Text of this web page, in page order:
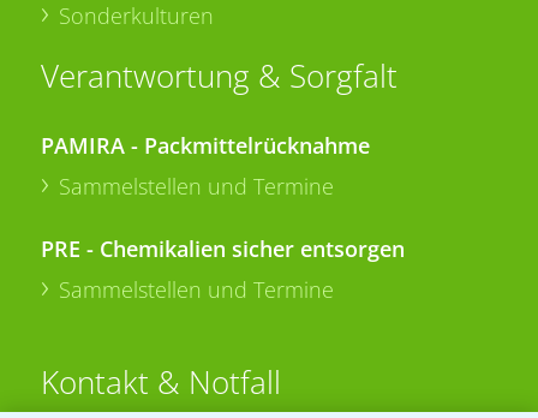
Sonderkulturen
Verantwortung & Sorgfalt
PAMIRA - Packmittelrücknahme
Sammelstellen und Termine
PRE - Chemikalien sicher entsorgen
Sammelstellen und Termine
Kontakt & Notfall